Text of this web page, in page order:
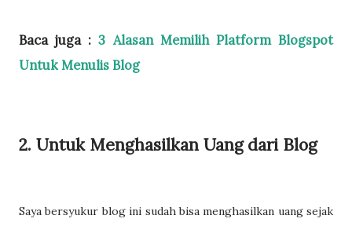
Baca juga :3 Alasan Memilih Platform Blogspot
Untuk Menulis Blog
2. Untuk Menghasilkan Uang dari Blog
Saya bersyukur blog ini sudah bisa menghasilkan uang sejak